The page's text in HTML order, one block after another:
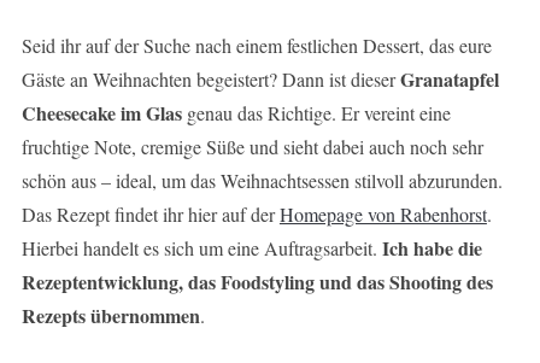
Seid ihr auf der Suche nach einem festlichen Dessert, das eure
Gäste an Weihnachten begeistert? Dann ist dieserGranatapfel
Cheesecake im Glasgenau das Richtige. Er vereint eine
fruchtige Note, cremige Süße und sieht dabei auch noch sehr
schön aus – ideal, um das Weihnachtsessen stilvoll abzurunden.
Das Rezept findet ihr hier auf derHomepage von Rabenhorst.
Hierbei handelt es sich um eine Auftragsarbeit. Ich habe die
Rezeptentwicklung, das Foodstyling und das Shooting des
Rezepts übernommen.